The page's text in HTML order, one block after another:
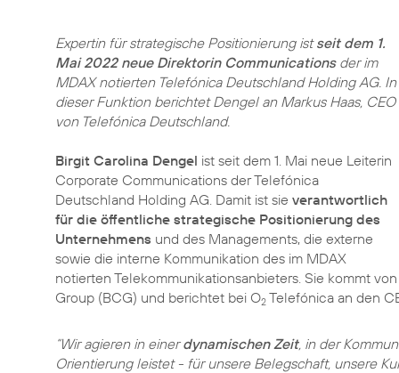
Expertin für strategische Positionierung istseit dem 1.
Mai 2022 neue Direktorin Communicationsder im
MDAX notierten Telefónica Deutschland Holding AG. In
dieser Funktion berichtet Dengel an Markus Haas, CEO
von Telefónica Deutschland.
Birgit Carolina Dengel ist seit dem 1. Mai neue Leiterin
Corporate Communications der Telefónica
Deutschland Holding AG. Damit ist sie verantwortlich
für die öffentliche strategische Positionierung des
Unternehmens und des Managements, die externe
sowie die interne Kommunikation des im MDAX
notierten Telekommunikationsanbieters. Sie kommt
Group (BCG) und berichtet bei O2 Telefónica an den
“Wir agieren in einerdynamischen Zeit, in der
Orientierung leistet - für unsere Belegschaft, unsere